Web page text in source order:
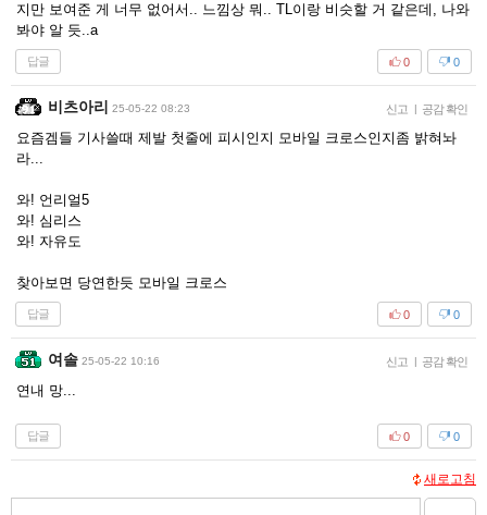
지만 보여준 게 너무 없어서.. 느낌상 뭐.. TL이랑 비슷할 거 같은데, 나와
봐야 알 듯..a
답글 0
0
비츠아리 25-05-22 08:23 신고 공감 확인
요즘겜들 기사쓸때 제발 첫줄에 피시인지 모바일 크로스인지좀 밝혀놔
라...
와! 언리얼5
와! 심리스
와! 자유도
찾아보면 당연한듯 모바일 크로스
답글 0
0
여솔 25-05-22 10:16 신고 공감 확인
연내 망...
답글 0
0
새로고침